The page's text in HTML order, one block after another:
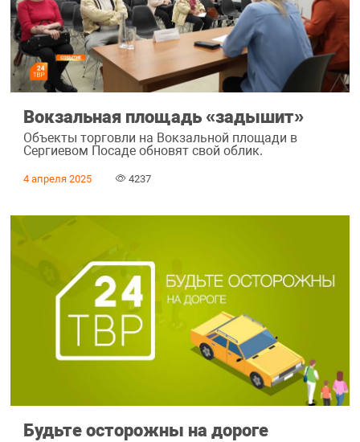
Вокзальная площадь «задышит»
Объекты торговли на Вокзальной площади в
Сергиевом Посаде обновят свой облик.
4 апреля 2025 4237
Будьте осторожны на дороге